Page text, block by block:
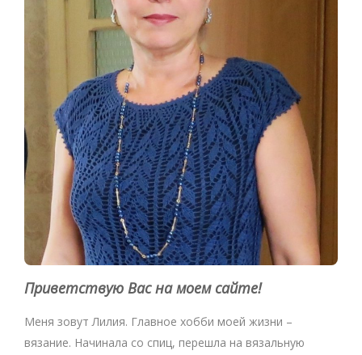
Приветствую Вас на моем сайте!
Меня зовут Лилия. Главное хобби моей жизни –
вязание. Начинала со спиц, перешла на вязальную